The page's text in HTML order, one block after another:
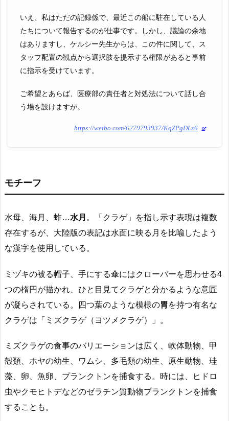
いえ、私はただの記録係で、最近この船に駐在している人
たちについて報告するのが仕事です。しかし、議論の余地
はありますし、ケルシー先生からは、この件に関して、ス
タッフ配置の観点から選択肢を提示する権限があると事前
に指示を受けています。
ご希望とあらば、医療部の責任者と対処法について話し合
う場を設けますが。
https://weibo.com/6279793937/KqZPgDLx6
モチーフ
水母、海月、蚱…水月 。「クラゲ」を指し示す表現は複数
存在するが、大陸版の表記は水面に映る月を比喩したよう
な漢字を使用している。
ミヅキの被る帽子、手にする傘にはクローバーを思わせる4
つの楕円が描かれ、ひと目見てクラゲと分かるような意匠
が凝らされている。四つ葉のような模様の胃を持つ有名な
クラゲは「ミズクラゲ（ヨツメクラゲ）」。
ミズクラゲの食事のバリエーションは広く、軟体動物、甲
殻類、ホヤの幼生、ワムシ、多毛類の幼生、原生動物、珪
藻、卵、魚卵、プランクトンを捕食する。時には、ヒドロ
虫やクモヒトデなどのゼラチン質動物プランクトンを捕食
することも。